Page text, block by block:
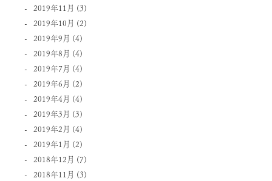
2019年11月 (3)
2019年10月 (2)
2019年9月 (4)
2019年8月 (4)
2019年7月 (4)
2019年6月 (2)
2019年4月 (4)
2019年3月 (3)
2019年2月 (4)
2019年1月 (2)
2018年12月 (7)
2018年11月 (3)